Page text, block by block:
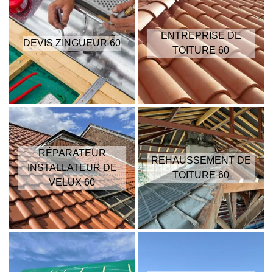
DEVIS ZINGUEUR 60
ENTREPRISE DE
TOITURE 60
RÉPARATEUR
INSTALLATEUR DE
VELUX 60
REHAUSSEMENT DE
TOITURE 60